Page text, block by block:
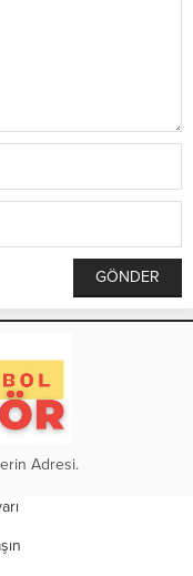
Adresi.